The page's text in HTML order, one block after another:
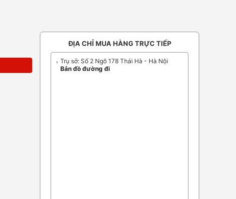
ĐỊA CHỈ MUA HÀNG TRỰC TIẾP
Trụ sở: Số 2 Ngõ 178 Thái Hà - Hà Nội
Bản đồ đường đi